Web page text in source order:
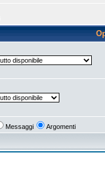
Messaggi Argomenti